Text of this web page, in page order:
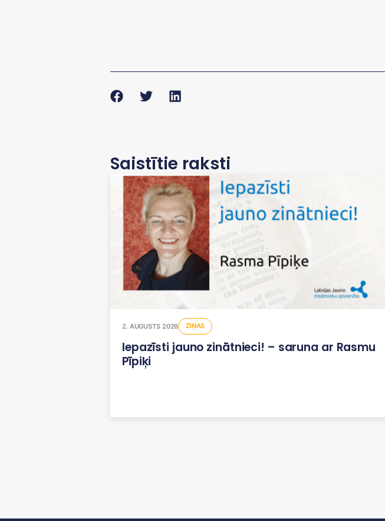
Saistītie raksti
2. AUGUSTS 2026 ZIŅAS
Iepazīsti jauno zinātnieci! – saruna ar Rasmu
Pīpiķi